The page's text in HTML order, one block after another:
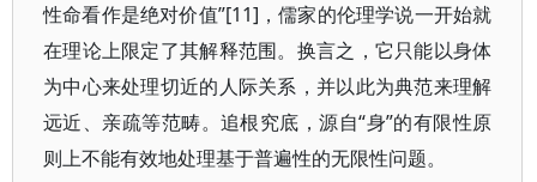
性命看作是绝对价值”[11]，儒家的伦理学说一开始就
在理论上限定了其解释范围。换言之，它只能以身体
为中心来处理切近的人际关系，并以此为典范来理解
远近、亲疏等范畴。追根究底，源自“身”的有限性原
则上不能有效地处理基于普遍性的无限性问题。